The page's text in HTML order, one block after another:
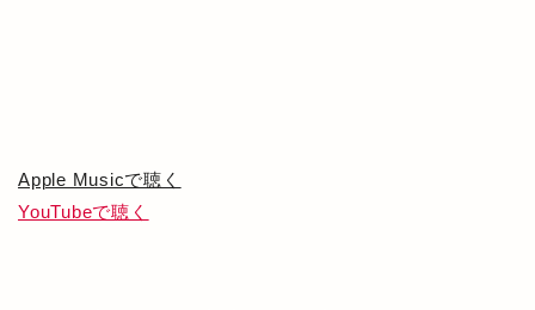
Apple Musicで聴く
YouTubeで聴く